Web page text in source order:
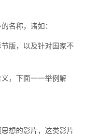
名称，诸如：
版，以及针对国家不
，下面一一举例解
想的影片，这类影片